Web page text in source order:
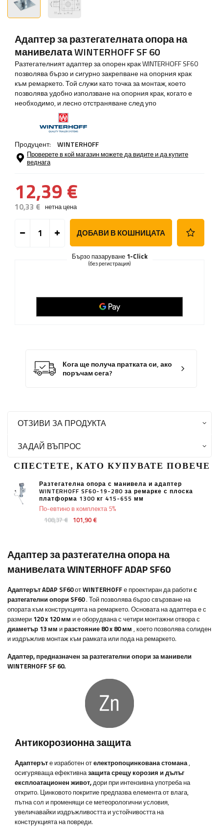
Адаптер за разтегателната опора на
манивелата WINTERHOFF SF 60
Разтегателният адаптер за опорен крак WINTERHOFF SF60
позволява бързо и сигурно закрепване на опорния крак
към ремаркето. Той служи като точка за монтаж, което
позволява удобно използване на опорния крак, когато е
необходимо, и лесно отстраняване след упо
Продуцент: WINTERHOFF
Проверете в кой магазин можете да видите и да купите
веднага
12,39 €
10,33 € нетна цена
ДОБАВИ В КОШНИЦАТА
Бързо пазаруване 1-Click
(без регистрация)
Кога ще получа пратката си, ако
поръчам сега?
ОТЗИВИ ЗА ПРОДУКТА
ЗАДАЙ ВЪПРОС
СПЕСТЕТЕ, КАТО КУПУВАТЕ ПОВЕЧЕ
Разтегателна опора с манивела и адаптер
WINTERHOFF SF60-19-280 за ремарке с плоска
платформа 1300 кг 415-655 мм
108,37 € 101,90 €
По-евтино в комплекта 5%
Адаптер за разтегателна опора на
манивелата WINTERHOFF ADAP SF60
Адаптерът ADAP SF60отWINTERHOFFе проектиран да работис
разтегателни опори SF60. Той позволява бързо свързване на
опората към конструкцията на ремаркето. Основата на адаптера е с
размери 120 x 120 мм и е оборудвана с четири монтажни отвора с
диаметър 13 мм иразстояние 80 x 80 мм , което позволява солиден
и издръжлив монтаж към рамката или пода на ремаркето.
Адаптер, предназначен за разтегателни опори за манивели
WINTERHOFF SF 60.
Антикорозионна защита
Адаптеръте изработен отелектропоцинкована стомана,
осигуряваща ефективназащита срещу корозия и дълъг
експлоатационен живот,дори при интензивна употреба на
открито. Цинковото покритие предпазва елемента от влага,
пътна сол и променящи се метеорологични условия,
увеличавайки издръжливостта и устойчивостта на
конструкцията на повреди.